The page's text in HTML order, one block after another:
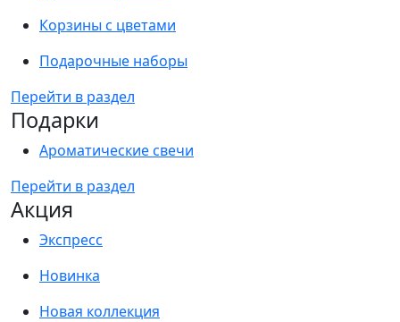
Корзины с цветами
Подарочные наборы
Перейти в раздел
Подарки
Ароматические свечи
Перейти в раздел
Акция
Экспресс
Новинка
Новая коллекция